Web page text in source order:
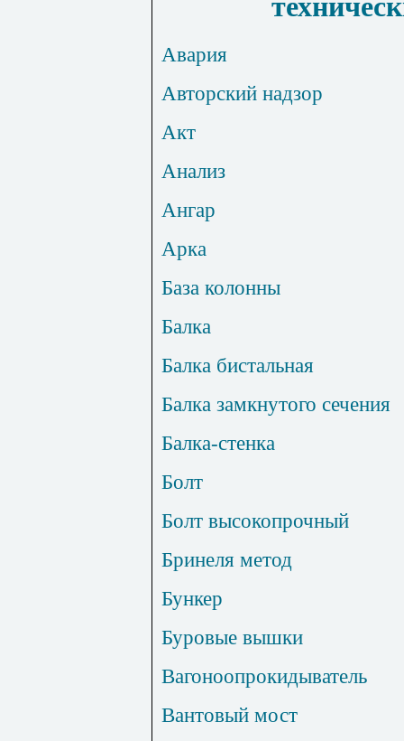
Авария
Авторский надзор
Акт
Анализ
Ангар
Арка
База колонны
Балка
Балка бистальная
Балка замкнутого сечения
Балка-стенка
Болт
Болт высокопрочный
Бринеля метод
Бункер
Буровые вышки
Вагоноопрокидыватель
Вантовый мост